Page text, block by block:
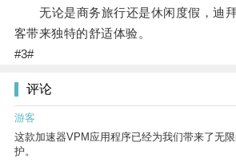
无论是商务旅行还是休闲度假，迪拜
客带来独特的舒适体验。
#3#
评论
游客
这款加速器VPM应用程序已经为我们带来了无
护。